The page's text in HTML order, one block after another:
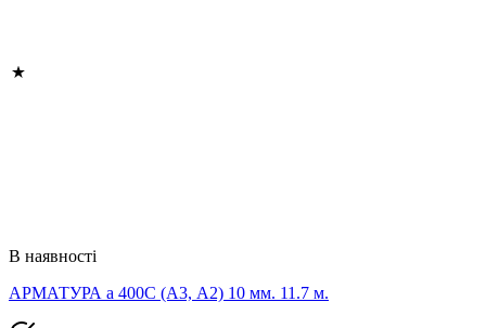
В наявності
АРМАТУРА а 400C (A3, А2) 10 мм. 11.7 м.